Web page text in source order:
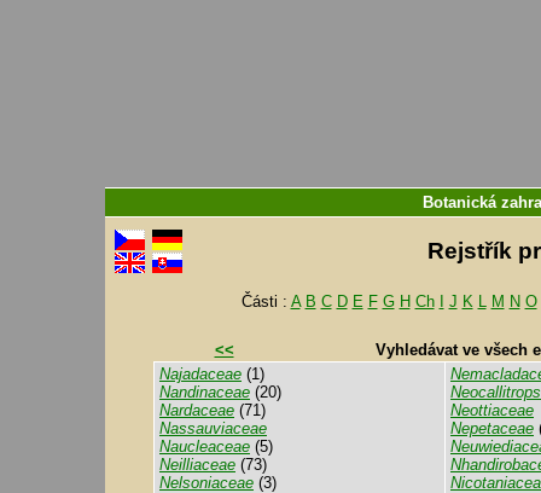
Botanická
Rejstřík
Části : A B C D E F G H Ch J K L M N O
<<
Vyhledávat ve všech
Najadaceae (1)
Nandinaceae (20)
Nardaceae (71)
Nassauviaceae
Naucleaceae (5)
Neilliaceae (73)
Nelsoniaceae (3)
Neottiaceae
Nepetaceae